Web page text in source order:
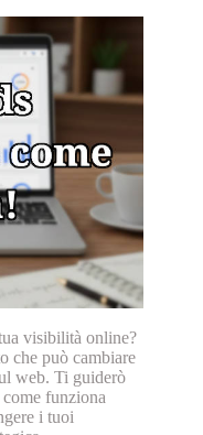
visibilità online?
che può cambiare
web. Ti guiderò
funziona
i tuoi